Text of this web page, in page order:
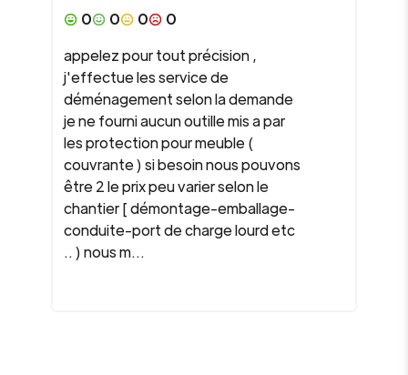
0
0 0
0
appelez pour tout précision ,
j'effectue les service de
déménagement selon la demande
je ne fourni aucun outille mis a par
les protection pour meuble (
couvrante ) si besoin nous pouvons
être 2 le prix peu varier selon le
chantier [ démontage-emballage-
conduite-port de charge lourd etc
.. ) nous m...